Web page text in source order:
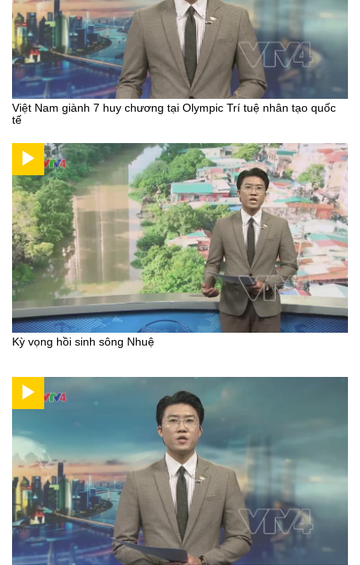
Việt Nam giành 7 huy chương tại Olympic Trí tuệ nhân tạo quốc
tế
Kỳ vọng hồi sinh sông Nhuệ